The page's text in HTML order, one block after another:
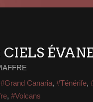
#Grand Canaria, #Ténérife,
, #Volcans